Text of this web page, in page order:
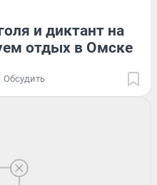
и диктант на
отдых в Омске
Обсудить